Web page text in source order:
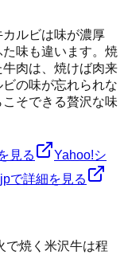
ルビは味が濃厚
味も違います。焼
肉は、焼けば肉来
の味が忘れられな
そできる贅沢な味
見る
Yahoo!シ
で詳細を見る
で焼く米沢牛は程